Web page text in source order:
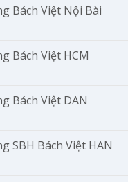
Bách Việt Nội Bài
Bách Việt HCM
Bách Việt DAN
SBH Bách Việt HAN